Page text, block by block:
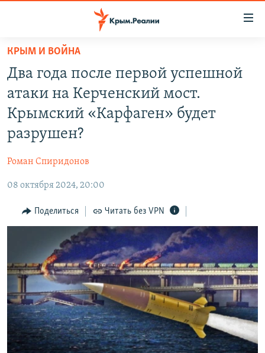
Вернуться
основному
содержанию
Вернутся
главной
Вернутся
СПЕЦПРОЕКТЫ
КАРТА ВОЕННЫХ ОБЪЕКТОВ КРЫМА
ВОДА
ИНТЕРАКТИВ
ИНФОГРАФИКА
ТЕЛЕПРОЕКТ КРЫМ.РЕАЛИИ
СОВЕТЫ ПРАВОЗАЩИТНИКОВ
ПРОПАВШИЕ БЕЗ ВЕСТИ
ПОБЕДИТЕЛЕЙ НЕ СУДЯТ?
КРЫМ.НЕПОКОРЕННЫЙ
ELIFBE
УКРАИНСКАЯ ПРОБЛЕМА КРЫМА
РАДІО СВОБОДА
КАК ОБОЙТИ БЛОКИРОВКУ
Qırımtatar
ПРИСОЕДИНЯЙТЕСЬ!
КРЫМ И ВОЙНА
Два года после первой успешной
атаки на Керченский мост.
Крымский «Карфаген» будет
разрушен?
Роман Спиридонов
08 октября 2024, 20:00
Поделиться Читать без VPN